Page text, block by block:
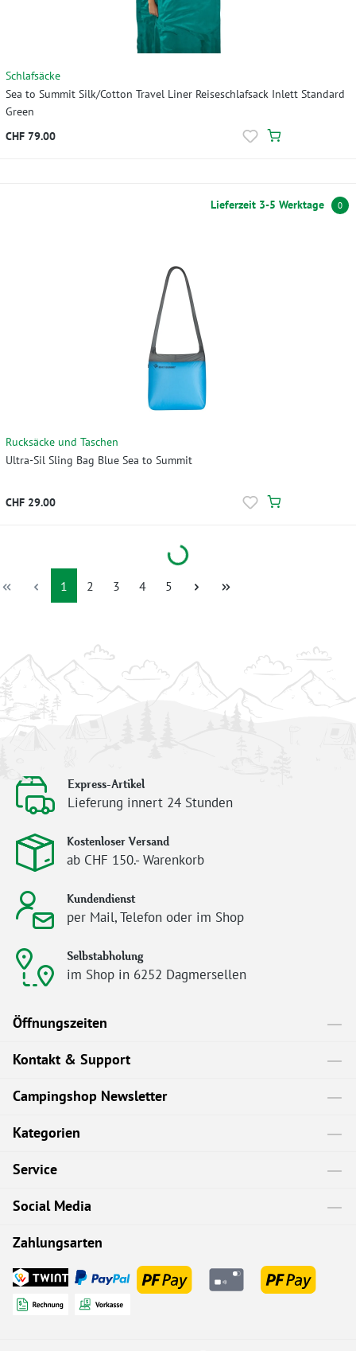
Schlafsäcke
Sea to Summit Silk/Cotton Travel Liner Reiseschlafsack Inlett Standard
Green
CHF 79.00
Lieferzeit 3-5 Werktage 0
Rucksäcke und Taschen
Ultra-Sil Sling Bag Blue Sea to Summit
CHF 29.00
Loading...
Seite
1 Seite
2 Seite
3 Seite
4 Seite
5
Express-Artikel
Lieferung innert 24 Stunden
Kostenloser Versand
ab CHF 150.- Warenkorb
Kundendienst
per Mail, Telefon oder im Shop
Selbstabholung
im Shop in 6252 Dagmersellen
Öffnungszeiten
Kontakt & Support
Campingshop Newsletter
Kategorien
Service
Social Media
Zahlungsarten